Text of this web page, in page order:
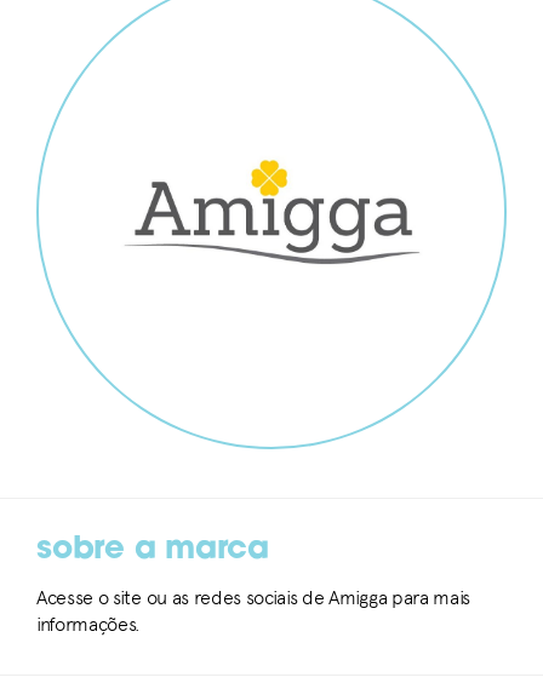
sobre a marca
Acesse o site ou as redes sociais de Amigga para mais
informações.